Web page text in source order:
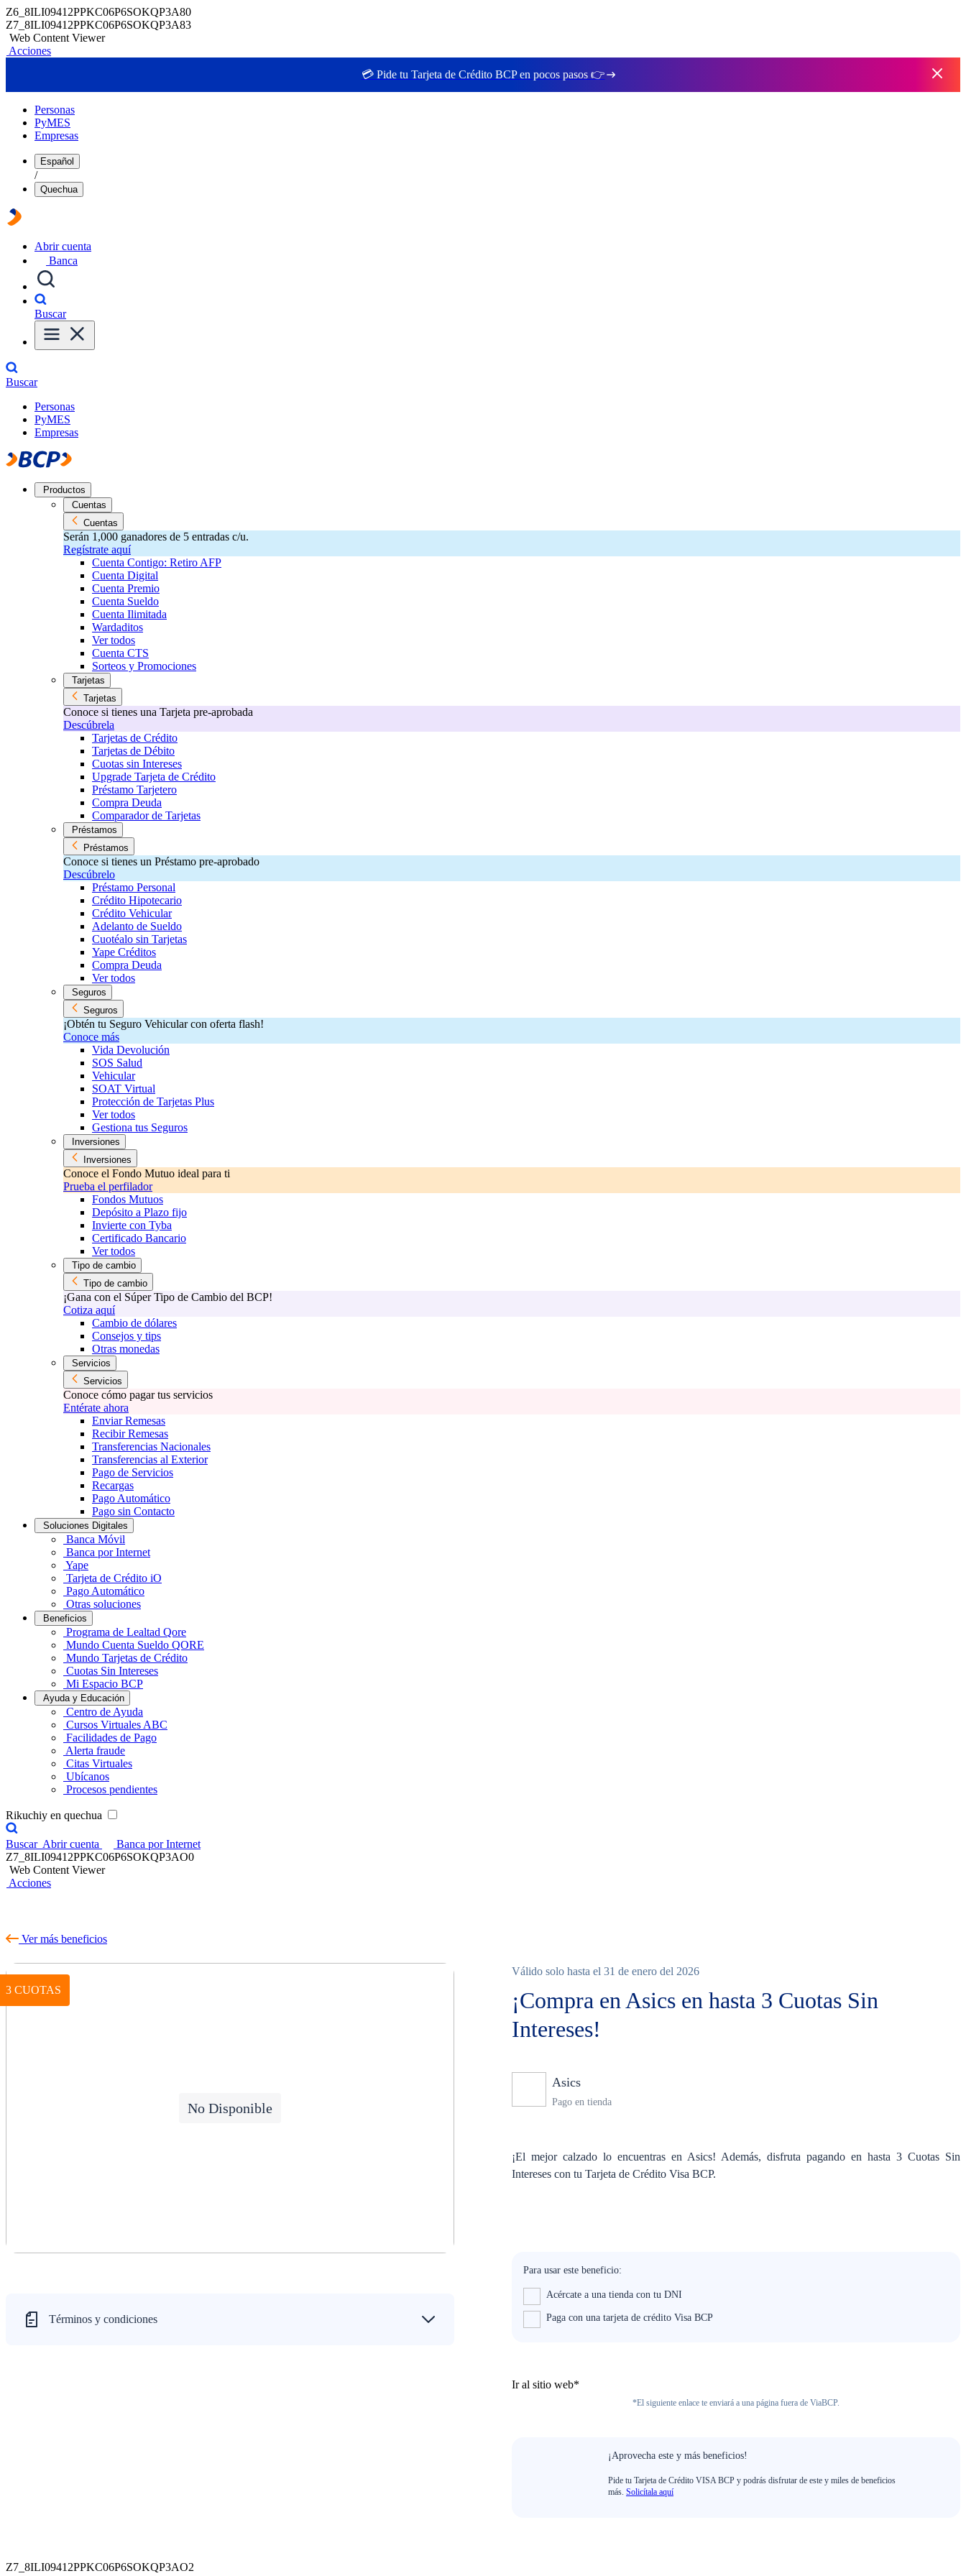
Z6_8ILI09412PPKC06P6SOKQP3A80
Z7_8ILI09412PPKC06P6SOKQP3A83
Web Content Viewer
Acciones
💳 Pide tu Tarjeta de Crédito BCP en pocos pasos 👉
Personas
PyMES
Empresas
Español
/
Quechua
Abrir cuenta
Banca
Buscar
Buscar
Personas
PyMES
Empresas
Productos
Cuentas
Cuentas
Serán 1,000 ganadores de 5 entradas c/u.
Regístrate aquí
Cuenta Contigo: Retiro AFP
Cuenta Digital
Cuenta Premio
Cuenta Sueldo
Cuenta Ilimitada
Wardaditos
Ver todos
Cuenta CTS
Sorteos y Promociones
Tarjetas
Tarjetas
Conoce si tienes una Tarjeta pre-aprobada
Descúbrela
Tarjetas de Crédito
Tarjetas de Débito
Cuotas sin Intereses
Upgrade Tarjeta de Crédito
Préstamo Tarjetero
Compra Deuda
Comparador de Tarjetas
Préstamos
Préstamos
Conoce si tienes un Préstamo pre-aprobado
Descúbrelo
Préstamo Personal
Crédito Hipotecario
Crédito Vehicular
Adelanto de Sueldo
Cuotéalo sin Tarjetas
Yape Créditos
Compra Deuda
Ver todos
Seguros
Seguros
¡Obtén tu Seguro Vehicular con oferta flash!
Conoce más
Vida Devolución
SOS Salud
Vehicular
SOAT Virtual
Protección de Tarjetas Plus
Ver todos
Gestiona tus Seguros
Inversiones
Inversiones
Conoce el Fondo Mutuo ideal para ti
Prueba el perfilador
Fondos Mutuos
Depósito a Plazo fijo
Invierte con Tyba
Certificado Bancario
Ver todos
Tipo de cambio
Tipo de cambio
¡Gana con el Súper Tipo de Cambio del BCP!
Cotiza aquí
Cambio de dólares
Consejos y tips
Otras monedas
Servicios
Servicios
Conoce cómo pagar tus servicios
Entérate ahora
Enviar Remesas
Recibir Remesas
Transferencias Nacionales
Transferencias al Exterior
Pago de Servicios
Recargas
Pago Automático
Pago sin Contacto
Soluciones Digitales
Banca Móvil
Banca por Internet
Yape
Tarjeta de Crédito iO
Pago Automático
Otras soluciones
Beneficios
Programa de Lealtad Qore
Mundo Cuenta Sueldo QORE
Mundo Tarjetas de Crédito
Cuotas Sin Intereses
Mi Espacio BCP
Ayuda y Educación
Centro de Ayuda
Cursos Virtuales ABC
Facilidades de Pago
Alerta fraude
Citas Virtuales
Ubícanos
Procesos pendientes
Rikuchiy en quechua
Buscar Abrir cuenta
Banca por Internet
Z7_8ILI09412PPKC06P6SOKQP3AO0
Web Content Viewer
Acciones
Ver más beneficios
3 CUOTAS
No Disponible
Términos y condiciones
Válido solo hasta el 31 de enero del 2026
¡Compra en Asics en hasta 3 Cuotas Sin
Intereses!
Asics
Pago en tienda
¡El mejor calzado lo encuentras en Asics! Además, disfruta pagando en hasta 3 Cuotas Sin
Intereses con tu Tarjeta de Crédito Visa BCP.
Para usar este beneficio:
Acércate a una tienda con tu DNI
Paga con una tarjeta de crédito Visa BCP
Ir al sitio web*
*El siguiente enlace te enviará a una página fuera de ViaBCP.
¡Aprovecha este y más beneficios!
Pide tu Tarjeta de Crédito VISA BCP y podrás disfrutar de este y miles de beneficios
más. Solicítala aquí
Z7_8ILI09412PPKC06P6SOKQP3AO2